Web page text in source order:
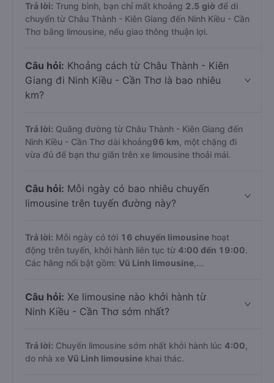
Trả lời: Trung bình, bạn chỉ mất khoảng 2.5 giờ để di
chuyển từ Châu Thành - Kiên Giang đến Ninh Kiều - Cần
Thơ bằng limousine, nếu giao thông thuận lợi.
Câu hỏi: Khoảng cách từ Châu Thành - Kiên
Giang đi Ninh Kiều - Cần Thơ là bao nhiêu
km?
Trả lời: Quãng đường từ Châu Thành - Kiên Giang đến
Ninh Kiều - Cần Thơ dài khoảng96 km , một chặng đi
vừa đủ để bạn thư giãn trên xe limousine thoải mái.
Câu hỏi: Mỗi ngày có bao nhiêu chuyến
limousine trên tuyến đường này?
Trả lời: Mỗi ngày có tới 16 chuyến limousine hoạt
động trên tuyến, khởi hành liên tục từ 4:00 đến 19:00.
Các hãng nổi bật gồm: Vũ Linh limousine ,...
Câu hỏi: Xe limousine nào khởi hành từ
Ninh Kiều - Cần Thơ sớm nhất?
Trả lời: Chuyến limousine sớm nhất khởi hành lúc 4:00
do nhà xe Vũ Linh limousine khai thác.